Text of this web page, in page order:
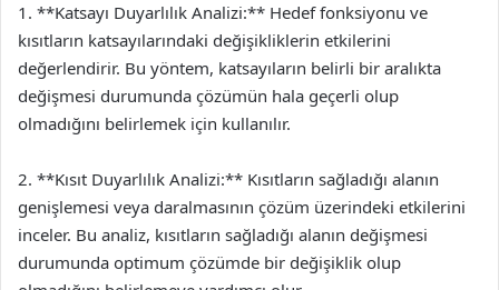
1. **Katsayı Duyarlılık Analizi:** Hedef fonksiyonu ve
kısıtların katsayılarındaki değişikliklerin etkilerini
değerlendirir. Bu yöntem, katsayıların belirli bir aralıkta
değişmesi durumunda çözümün hala geçerli olup
olmadığını belirlemek için kullanılır.
2. **Kısıt Duyarlılık Analizi:** Kısıtların sağladığı alanın
genişlemesi veya daralmasının çözüm üzerindeki etkilerini
inceler. Bu analiz, kısıtların sağladığı alanın değişmesi
durumunda optimum çözümde bir değişiklik olup